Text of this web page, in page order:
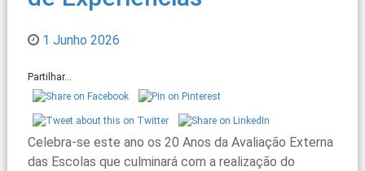
1 Junho 2026
Partilhar...
Celebra-se este ano os 20 Anos da Avaliação Externa
das Escolas que culminará com a realização do